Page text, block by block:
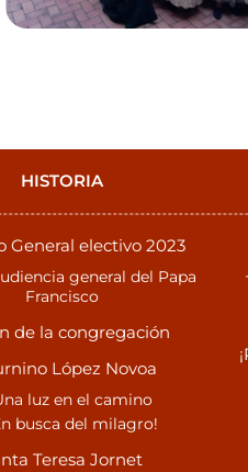
HISTORIA
General electivo 2023
general del Papa
Francisco
de la congregación
López Novoa
luz en el camino
busca del milagro!
Teresa Jornet